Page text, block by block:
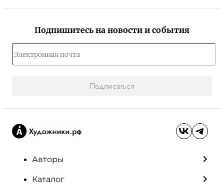
Подпишитесь на новости и события
Подписаться
Авторы
Каталог